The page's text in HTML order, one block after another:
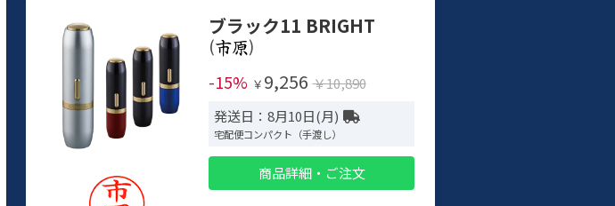
ブラック11 BRIGHT
(
)
-15% ￥ 9,256 ￥10,890
発送日：8月10日(月)
宅配便コンパクト（手渡し）
商品詳細・ご注文